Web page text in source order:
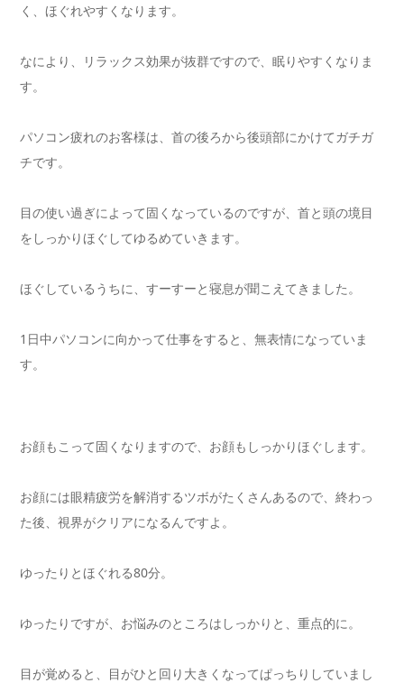
く、ほぐれやすくなります。
なにより、リラックス効果が抜群ですので、眠りやすくなりま
す。
パソコン疲れのお客様は、首の後ろから後頭部にかけてガチガ
チです。
目の使い過ぎによって固くなっているのですが、首と頭の境目
をしっかりほぐしてゆるめていきます。
ほぐしているうちに、すーすーと寝息が聞こえてきました。
1日中パソコンに向かって仕事をすると、無表情になっていま
す。
お顔もこって固くなりますので、お顔もしっかりほぐします。
お顔には眼精疲労を解消するツボがたくさんあるので、終わっ
た後、視界がクリアになるんですよ。
ゆったりとほぐれる80分。
ゆったりですが、お悩みのところはしっかりと、重点的に。
目が覚めると、目がひと回り大きくなってぱっちりしていまし